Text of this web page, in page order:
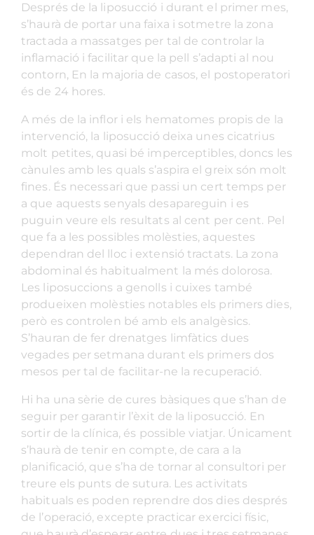
Després de la liposucció i durant el primer mes,
s’haurà de portar una faixa i sotmetre la zona
tractada a massatges per tal de controlar la
inflamació i facilitar que la pell s’adapti al nou
contorn, En la majoria de casos, el postoperatori
és de 24 hores.
A més de la inflor i els hematomes propis de la
intervenció, la liposucció deixa unes cicatrius
molt petites, quasi bé imperceptibles, doncs les
cànules amb les quals s’aspira el greix són molt
fines. És necessari que passi un cert temps per
a que aquests senyals desapareguin i es
puguin veure els resultats al cent per cent. Pel
que fa a les possibles molèsties, aquestes
dependran del lloc i extensió tractats. La zona
abdominal és habitualment la més dolorosa.
Les liposuccions a genolls i cuixes també
produeixen molèsties notables els primers dies,
però es controlen bé amb els analgèsics.
S’hauran de fer drenatges limfàtics dues
vegades per setmana durant els primers dos
mesos per tal de facilitar-ne la recuperació.
Hi ha una sèrie de cures bàsiques que s’han de
seguir per garantir l’èxit de la liposucció. En
sortir de la clínica, és possible viatjar. Únicament
s’haurà de tenir en compte, de cara a la
planificació, que s’ha de tornar al consultori per
treure els punts de sutura. Les activitats
habituals es poden reprendre dos dies després
de l’operació, excepte practicar exercici físic,